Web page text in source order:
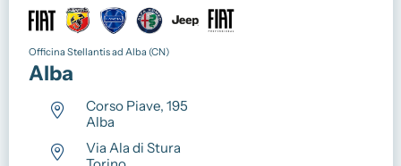
Officina Stellantis ad Alba (CN)
Alba
Corso Piave, 195
Alba
Via Ala di Stura